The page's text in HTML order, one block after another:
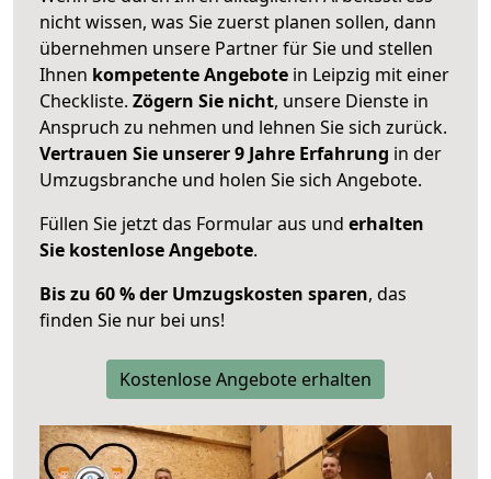
nicht wissen, was Sie zuerst planen sollen, dann
übernehmen unsere Partner für Sie und stellen
Ihnen kompetente Angebote in Leipzig mit einer
Checkliste. Zögern Sie nicht, unsere Dienste in
Anspruch zu nehmen und lehnen Sie sich zurück.
Vertrauen Sie unserer 9 Jahre Erfahrung in der
Umzugsbranche und holen Sie sich Angebote.
Füllen Sie jetzt das Formular aus und erhalten
Sie kostenlose Angebote.
Bis zu 60 % der Umzugskosten sparen, das
finden Sie nur bei uns!
Kostenlose Angebote erhalten